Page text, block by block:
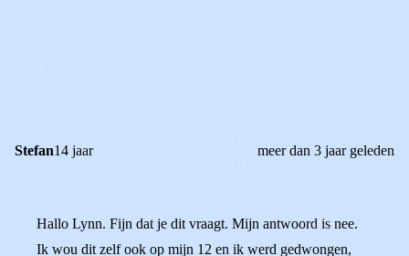
Stefan14 jaar meer dan 3 jaar geleden
Hallo Lynn. Fijn dat je dit vraagt. Mijn antwoord is nee.
Ik wou dit zelf ook op mijn 12 en ik werd gedwongen,